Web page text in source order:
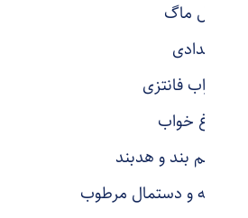
تراول ماگ
جامدادی
جوراب فانتزی
چراغ خواب
چشم بند و هدبند
حوله و دستمال مرطوب